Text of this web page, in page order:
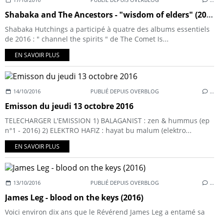
Shabaka and The Ancestors - "wisdom of elders" (2016)
Shabaka Hutchings a participé à quatre des albums essentiels
de 2016 : " channel the spirits " de The Comet Is...
EN SAVOIR PLUS
14/10/2016 PUBLIÉ DEPUIS OVERBLOG …
Emisson du jeudi 13 octobre 2016
TELECHARGER L'EMISSION 1) BALAGANIST : zen & hummus (ep
n°1 - 2016) 2) ELEKTRO HAFIZ : hayat bu malum (elektro...
EN SAVOIR PLUS
13/10/2016 PUBLIÉ DEPUIS OVERBLOG …
James Leg - blood on the keys (2016)
Voici environ dix ans que le Révérend James Leg a entamé sa